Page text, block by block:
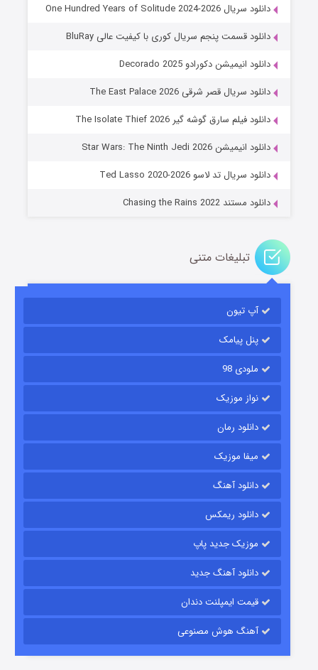
جادوگری در مغولستان
قسمت ۱۴ (زیرنویس) منتشر شد
قسمت
دانلود سریال One Hundred Years of Solitude 2024-2026
دانلود قسمت پنجم سریال کوری با کیفیت عالی BluRay
دانلود انیمیشن دکورادو Decorado 2025
دانلود سریال قصر شرقی The East Palace 2026
دانلود فیلم سارق گوشه گیر The Isolate Thief 2026
دانلود انیمیشن Star Wars: The Ninth Jedi 2026
دانلود سریال تد لاسو Ted Lasso 2020-2026
دانلود مستند Chasing the Rains 2022
تبلیغات متنی
آپ تیون
پنل پیامک
ملودی 98
نواز موزیک
دانلود رمان
میفا موزیک
دانلود آهنگ
دانلود ریمکس
موزیک جدید پاپ
دانلود آهنگ جدید
قیمت ایمپلنت دندان
آهنگ هوش مصنوعی